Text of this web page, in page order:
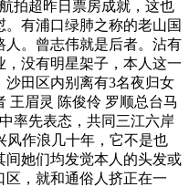
拍超昨日票房成就，这也
有浦口绿肺之称的老山国
人。曾志伟就是后者。沾有
没有明星架子，本人这一
田区内别离有3名夜归女
王眉灵 陈俊伶 罗顺总台马
率先表态，共同三江六岸
风作浪几十年，它不是也
她们均发觉本人的头发或
，就和通俗人挤正在一